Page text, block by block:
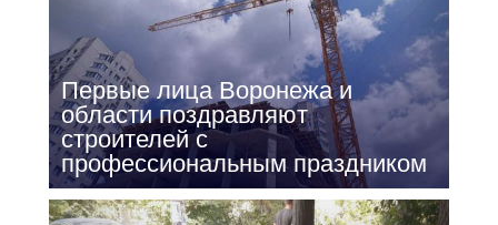
Первые лица Воронежа и
области поздравляют
строителей с
профессиональным праздником